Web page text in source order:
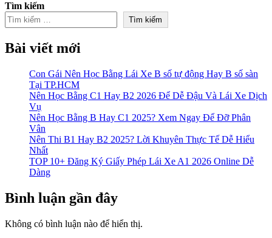
Tìm kiếm
Tìm kiếm
Bài viết mới
Con Gái Nên Học Bằng Lái Xe B số tự động Hay B số sàn
Tại TP.HCM
Nên Học Bằng C1 Hay B2 2026 Để Dễ Đậu Và Lái Xe Dịch
Vụ
Nên Học Bằng B Hay C1 2025? Xem Ngay Để Đỡ Phân
Vân
Nên Thi B1 Hay B2 2025? Lời Khuyên Thực Tế Dễ Hiểu
Nhất
TOP 10+ Đăng Ký Giấy Phép Lái Xe A1 2026 Online Dễ
Dàng
Bình luận gần đây
Không có bình luận nào để hiển thị.